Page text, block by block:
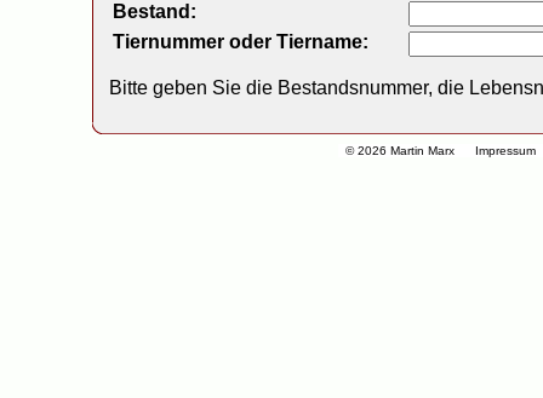
© 2026 Martin Marx Impressum
Bestand:
Tiernummer oder Tiername:
Bitte geben Sie die Bestandsnummer, die